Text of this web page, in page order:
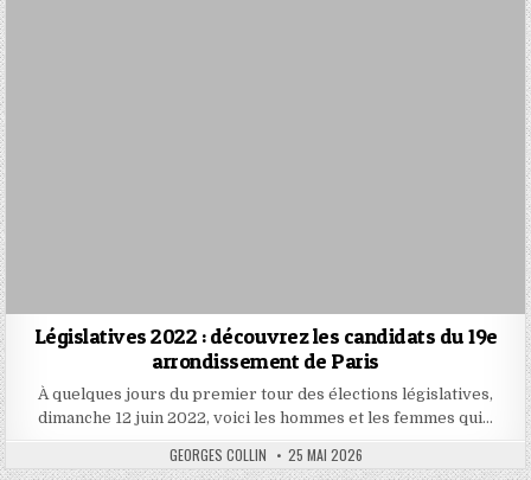
Législatives 2022 : découvrez les candidats du 19e
arrondissement de Paris
À quelques jours du premier tour des élections législatives,
dimanche 12 juin 2022, voici les hommes et les femmes qui…
AUTHOR:
GEORGES COLLIN PUBLISHED
DATE:
25 MAI 2026